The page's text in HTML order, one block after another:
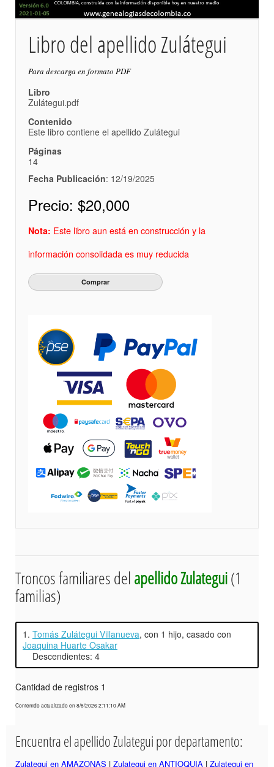
Libro del apellido Zulátegui
Para descarga en formato PDF
Libro
Zulátegui.pdf
Contenido
Este libro contiene el apellido Zulátegui
Páginas
14
Fecha Publicación: 12/19/2025
Precio: $20,000
Nota: Este libro aun está en construcción y la
información consolidada es muy reducida
Troncos familiares delapellido Zulategui(1
familias)
1. Tomás Zulátegui Villanueva, con 1 hijo, casado con
Joaquina Huarte Osakar
Descendientes: 4
Cantidad de registros 1
Contenido actualizado en 8/8/2026 2:11:10 AM
Encuentra el apellido Zulategui por departamento:
Zulategui en AMAZONAS | Zulategui en ANTIOQUIA | Zulategui en